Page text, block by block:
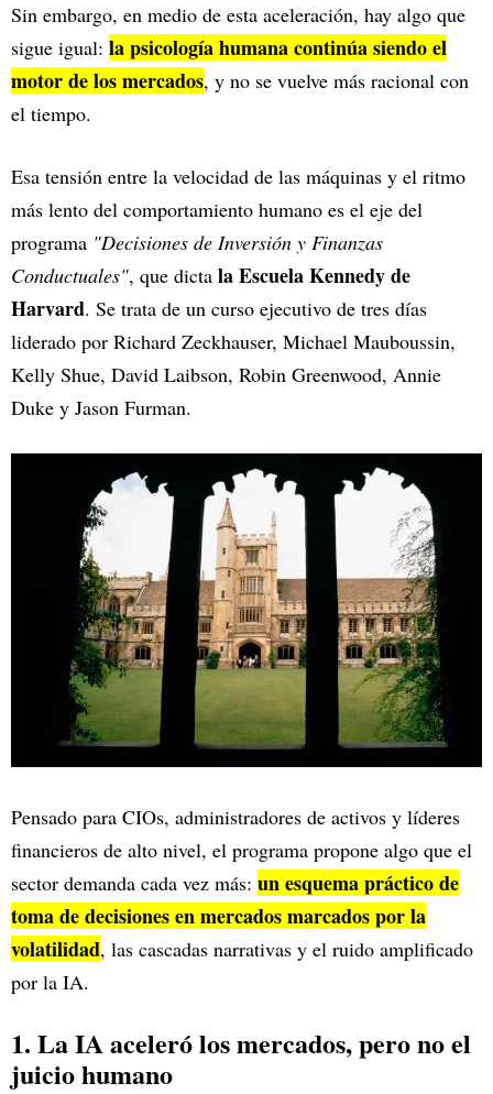
Sin embargo, en medio de esta aceleración, hay algo que
sigue igual: la psicología humana continúa siendo el
motor de los mercados, y no se vuelve más racional con
el tiempo.
Esa tensión entre la velocidad de las máquinas y el ritmo
más lento del comportamiento humano es el eje del
programa "Decisiones de Inversión y Finanzas
Conductuales", que dicta la Escuela Kennedy de
Harvard. Se trata de un curso ejecutivo de tres días
liderado por Richard Zeckhauser, Michael Mauboussin,
Kelly Shue, David Laibson, Robin Greenwood, Annie
Duke y Jason Furman.
Pensado para CIOs, administradores de activos y líderes
financieros de alto nivel, el programa propone algo que el
sector demanda cada vez más: un esquema práctico de
toma de decisiones en mercados marcados por la
volatilidad, las cascadas narrativas y el ruido amplificado
por la IA.
1. La IA aceleró los mercados, pero no el
juicio humano